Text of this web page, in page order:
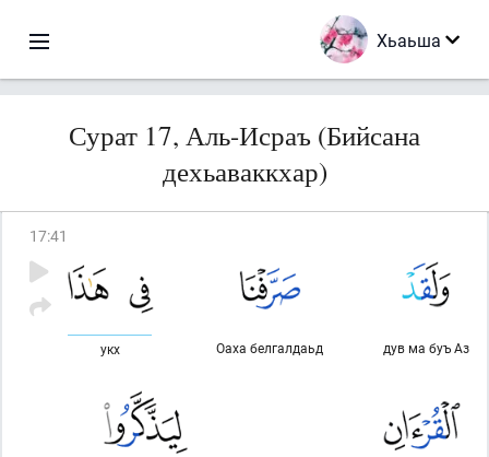
Хьаьша
Сурат 17, Аль-Исраъ (Бийсана
дехьаваккхар)
17:41
дув ма буъ Аз
Оаха белгалдаьд
укх